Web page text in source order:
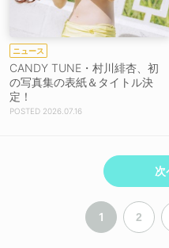
ニュース
CANDY TUNE・村川緋杏、初
の写真集の表紙＆タイトル決
定！
2026.07.16
次
1 2